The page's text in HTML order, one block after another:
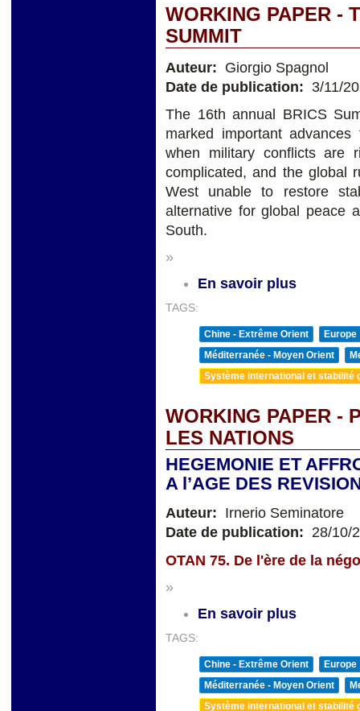
WORKING PAPER -
SUMMIT
Auteur: Giorgio Spagnol
Date de publication: 3/11/
The 16th annual BRICS
marked important
when military conflicts are
complicated, and the global
West unable to restore
alternative for global peace
South.
»
En savoir plus
TAGS:
Chine - Extrême Orient
Europe
Méditerranée - Moyen Orient
Système international et stabilité
WORKING PAPER -
LES NATIONS
HEGEMONIE ET
A l’AGE DES
Auteur: Irnerio Seminatore
Date de publication: 28/10/
OTAN 75. De l'ère de la
»
En savoir plus
TAGS:
Chine - Extrême Orient
Europe
Méditerranée - Moyen Orient
Système international et stabilité